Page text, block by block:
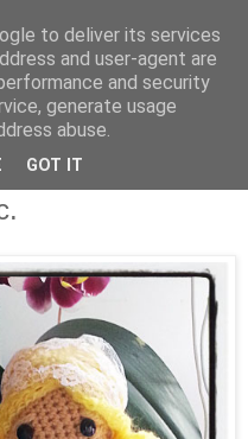
to deliver its services
and user-agent are
and security
generate usage
abuse.
GOT IT